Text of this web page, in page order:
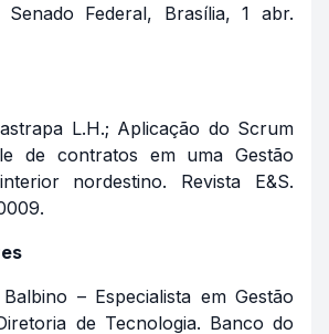
Senado Federal, Brasília, 1 abr.
L.H.; Aplicação do Scrum
de contratos em uma Gestão
nordestino. Revista E&S.
– Especialista em Gestão
de Tecnologia. Banco do